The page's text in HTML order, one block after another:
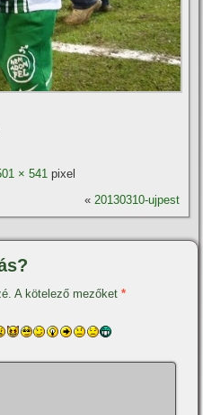
× 541 pixel
« 20130310-ujpest
A kötelező mezőket*